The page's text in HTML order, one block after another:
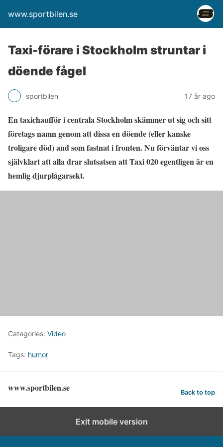
www.sportbilen.se
Taxi-förare i Stockholm struntar i
döende fågel
sportbilen 17 år ago
En taxichaufför i centrala Stockholm skämmer ut sig och sitt
företags namn genom att dissa en döende (eller kanske
troligare död) and som fastnat i fronten. Nu förväntar vi oss
självklart att alla drar slutsatsen att Taxi 020 egentligen är en
hemlig djurplågarsekt.
Categories: Video
Tags: humor
www.sportbilen.se Back to top
Exit mobile version